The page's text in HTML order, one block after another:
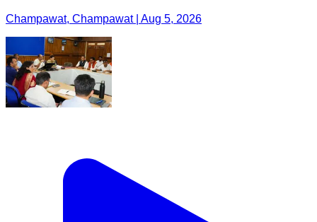
Champawat, Champawat | Aug 5, 2026